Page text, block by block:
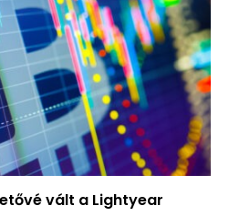
vált a Lightyear